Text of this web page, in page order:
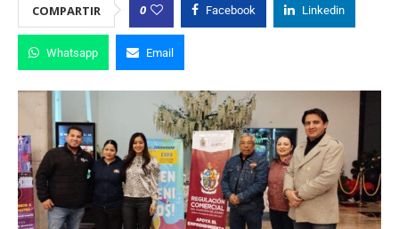
COMPARTIR 0 Facebook Linkedin
Whatsapp Email